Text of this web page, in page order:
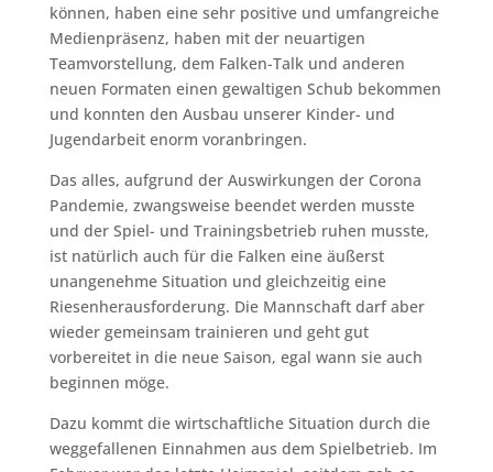
können, haben eine sehr positive und umfangreiche
Medienpräsenz, haben mit der neuartigen
Teamvorstellung, dem Falken-Talk und anderen
neuen Formaten einen gewaltigen Schub bekommen
und konnten den Ausbau unserer Kinder- und
Jugendarbeit enorm voranbringen.
Das alles, aufgrund der Auswirkungen der Corona
Pandemie, zwangsweise beendet werden musste
und der Spiel- und Trainingsbetrieb ruhen musste,
ist natürlich auch für die Falken eine äußerst
unangenehme Situation und gleichzeitig eine
Riesenherausforderung. Die Mannschaft darf aber
wieder gemeinsam trainieren und geht gut
vorbereitet in die neue Saison, egal wann sie auch
beginnen möge.
Dazu kommt die wirtschaftliche Situation durch die
weggefallenen Einnahmen aus dem Spielbetrieb. Im